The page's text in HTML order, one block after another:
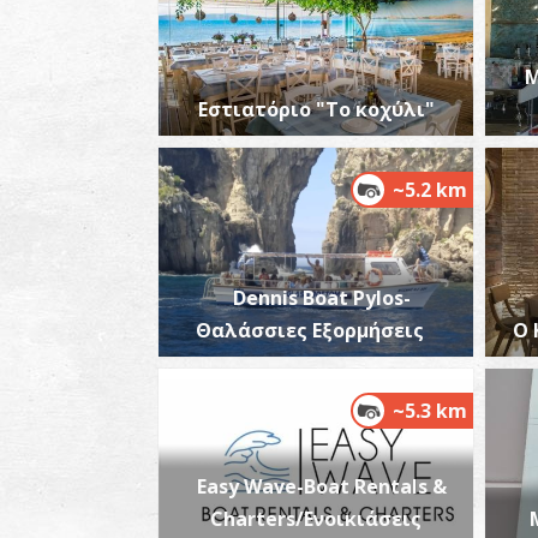
Εστιατόριο "Το κοχύλι"
~5.2 km
Dennis Boat Pylos-
Θαλάσσιες Εξορμήσεις
Ο
~5.3 km
Easy Wave-Boat Rentals &
Charters/Ενοικιάσεις